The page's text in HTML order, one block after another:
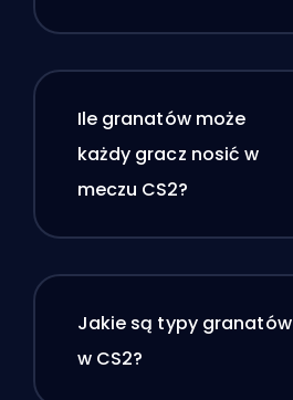
Ile granatów może
każdy gracz nosić w
meczu CS2?
Jakie są typy granatów
w CS2?